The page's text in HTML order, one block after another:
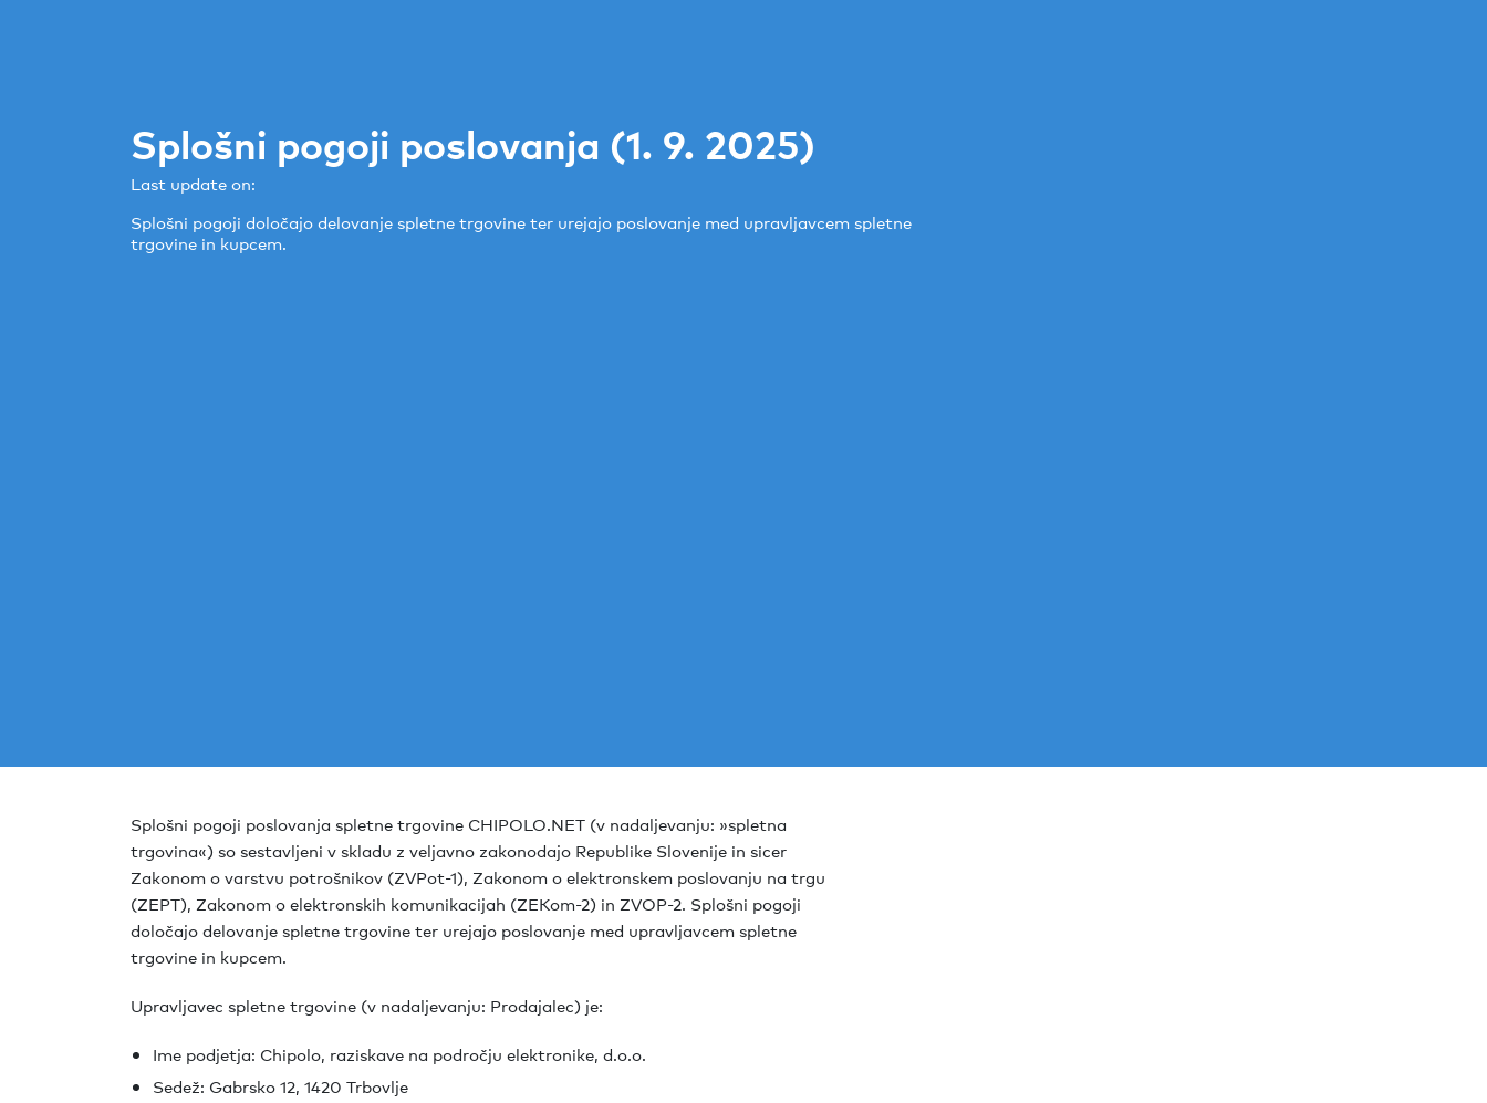
Splošni pogoji poslovanja (1. 9. 2025)
Last update on:
Splošni pogoji določajo delovanje spletne trgovine ter urejajo poslovanje med upravljavcem spletne
trgovine in kupcem.
Splošni pogoji poslovanja spletne trgovine CHIPOLO.NET (v nadaljevanju: »spletna
trgovina«) so sestavljeni v skladu z veljavno zakonodajo Republike Slovenije in sicer
Zakonom o varstvu potrošnikov (ZVPot-1), Zakonom o elektronskem poslovanju na trgu
(ZEPT), Zakonom o elektronskih komunikacijah (ZEKom-2) in ZVOP-2. Splošni pogoji
določajo delovanje spletne trgovine ter urejajo poslovanje med upravljavcem spletne
trgovine in kupcem.
Upravljavec spletne trgovine (v nadaljevanju: Prodajalec) je:
Ime podjetja: Chipolo, raziskave na področju elektronike, d.o.o.
Sedež: Gabrsko 12, 1420 Trbovlje